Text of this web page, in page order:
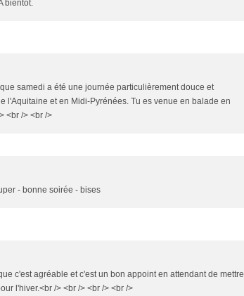
bientôt.
samedi a été une journée particulièrement douce et
l'Aquitaine et en Midi-Pyrénées. Tu es venue en balade en
<br /> <br />
- bonne soirée - bises
c'est agréable et c'est un bon appoint en attendant de mettre
l'hiver.<br /> <br /> <br /> <br />